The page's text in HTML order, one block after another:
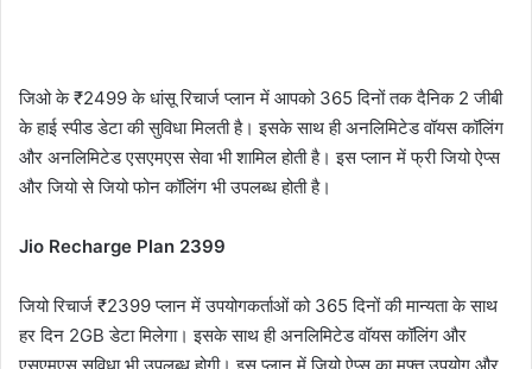
जिओ के ₹2499 के धांसू रिचार्ज प्लान में आपको 365 दिनों तक दैनिक 2 जीबी
के हाई स्पीड डेटा की सुविधा मिलती है। इसके साथ ही अनलिमिटेड वॉयस कॉलिंग
और अनलिमिटेड एसएमएस सेवा भी शामिल होती है। इस प्लान में फ्री जियो ऐप्स
और जियो से जियो फोन कॉलिंग भी उपलब्ध होती है।
Jio Recharge Plan 2399
जियो रिचार्ज ₹2399 प्लान में उपयोगकर्ताओं को 365 दिनों की मान्यता के साथ
हर दिन 2GB डेटा मिलेगा। इसके साथ ही अनलिमिटेड वॉयस कॉलिंग और